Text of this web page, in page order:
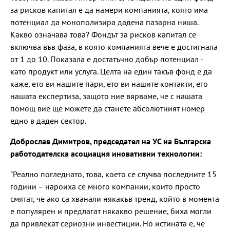
за рисков капитал е да намери компанията, която има
потенциал да монополизира дадена пазарна ниша.
Какво означава това? Фондът за рисков капитал се
включва във фаза, в която компанията вече е достигнала
от 1 до 10. Показала е достатъчно добър потенциал -
като продукт или услуга. Целта на един такъв фонд е да
каже, ето ви нашите пари, ето ви нашите контакти, ето
нашата експертиза, защото ние вярваме, че с нашата
помощ вие ще можете да станете абсолютният номер
едно в даден сектор.
Доброслав Димитров, председател на УС на Българска
работодателска асоциация иновативни технологии:
"Реално погледнато, това, което се случва последните 15
години – нароиха се много компании, които просто
смятат, че ако са хванали някакъв тренд, който в момента
е популярен и предлагат някакво решение, биха могли
да привлекат сериозни инвестиции. Но истината е, че